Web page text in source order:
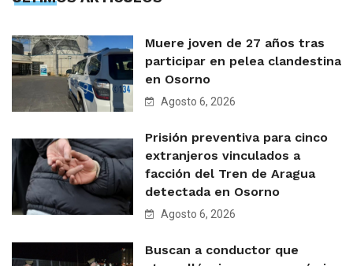
Muere joven de 27 años tras
participar en pelea clandestina
en Osorno
Agosto 6, 2026
Prisión preventiva para cinco
extranjeros vinculados a
facción del Tren de Aragua
detectada en Osorno
Agosto 6, 2026
Buscan a conductor que